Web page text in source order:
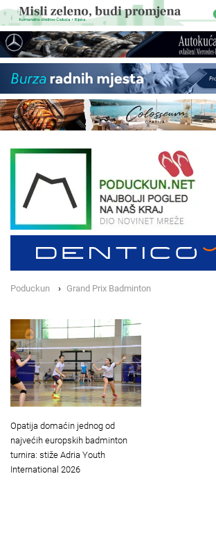
Poduckun Grand Prix Badminton
Opatija domaćin jednog od
najvećih europskih badminton
turnira: stiže Adria Youth
International 2026